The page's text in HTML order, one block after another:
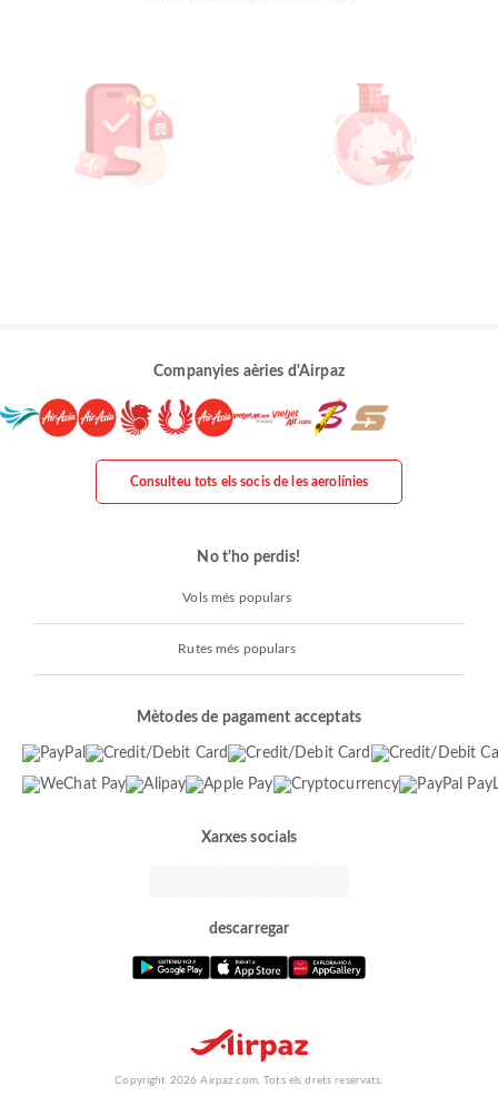
Companyies aèries d'Airpaz
Consulteu tots els socis de les aerolínies
No t'ho perdis!
Vols més populars
Rutes més populars
Mètodes de pagament acceptats
Xarxes socials
descarregar
Copyright 2026 Airpaz.com. Tots els drets reservats.